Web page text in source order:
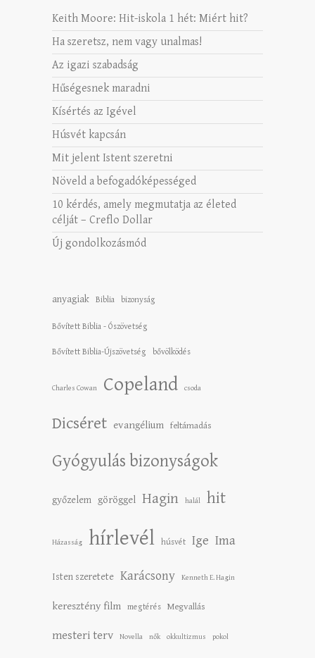
Keith Moore: Hit-iskola 1 hét: Miért hit?
Ha szeretsz, nem vagy unalmas!
Az igazi szabadság
Hűségesnek maradni
Kísértés az Igével
Húsvét kapcsán
Mit jelent Istent szeretni
Növeld a befogadóképességed
10 kérdés, amely megmutatja az életed
célját – Creflo Dollar
Új gondolkozásmód
anyagiak Biblia bizonyság
Bővített Biblia - Ószövetség
Bővített Biblia-Újszövetség bővölködés
Charles Cowan Copeland csoda
Dicséret evangélium feltámadás
Gyógyulás bizonyságok
győzelem göröggel Hagin halál hit
Házasság hírlevél húsvét Ige Ima
Isten szeretete Karácsony Kenneth E. Hagin
keresztény film megtérés Megvallás
mesteri terv Novella nők okkultizmus pokol